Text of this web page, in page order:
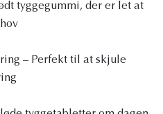
tyggegummi, der er let at
– Perfekt til at skjule